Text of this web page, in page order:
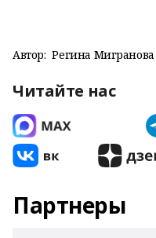
Автор: Регина Мигранова
Читайте нас
Партнеры